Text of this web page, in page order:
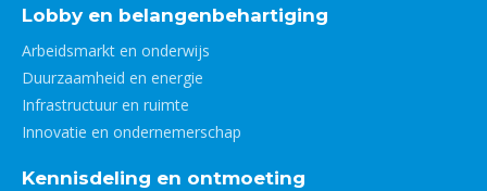
Lobby en belangenbehartiging
Arbeidsmarkt en onderwijs
Duurzaamheid en energie
Infrastructuur en ruimte
Innovatie en ondernemerschap
Kennisdeling en ontmoeting